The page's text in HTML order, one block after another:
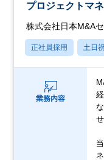
プロジェクトマ
株式会社日本M&A
正社員採用 土日
業務内容